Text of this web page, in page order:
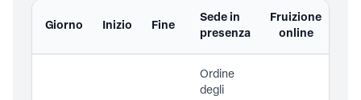
Giorno Inizio Fine
Sede in
presenza
Fruizione
online
Ordine
degli